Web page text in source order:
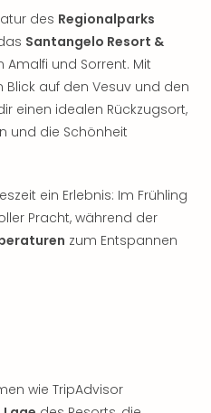
des Regionalparks
Santangelo Resort &
und Sorrent. Mit
auf den Vesuv und den
einen idealen Rückzugsort,
und die Schönheit
ein Erlebnis: Im Frühling
Pracht, während der
zum Entspannen
wie TripAdvisor